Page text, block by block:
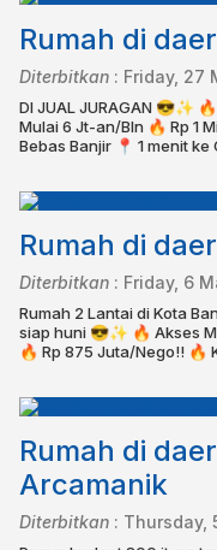
Rumah di
Diterbitkan : Friday, 27
DI JUAL JURAGAN 😎✨
Mulai 6 Jt-an/Bln 🔥 Rp 1
Bebas Banjir⁣⁣ ⁣⁣📍 1 menit ke
Rumah di
Diterbitkan : Friday, 6
Rumah 2 Lantai di Kota
siap huni 😎✨ 🔥 Akses
🔥 Rp 875 Juta/Nego!! 🔥
Rumah di
Arcamanik
Diterbitkan : Thursday,